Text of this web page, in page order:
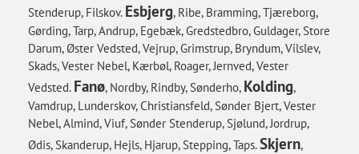
Stenderup, Filskov. Esbjerg, Ribe, Bramming, Tjæreborg,
Gørding, Tarp, Andrup, Egebæk, Gredstedbro, Guldager, Store
Darum, Øster Vedsted, Vejrup, Grimstrup, Bryndum, Vilslev,
Skads, Vester Nebel, Kærbøl, Roager, Jernved, Vester
Vedsted. Fanø, Nordby, Rindby, Sønderho, Kolding,
Vamdrup, Lunderskov, Christiansfeld, Sønder Bjert, Vester
Nebel, Almind, Viuf, Sønder Stenderup, Sjølund, Jordrup,
Ødis, Skanderup, Hejls, Hjarup, Stepping, Taps.Skjern,